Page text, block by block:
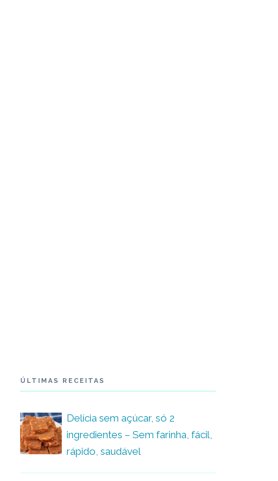
ÚLTIMAS RECEITAS
Delícia sem açúcar, só 2
ingredientes – Sem farinha, fácil,
rápido, saudável